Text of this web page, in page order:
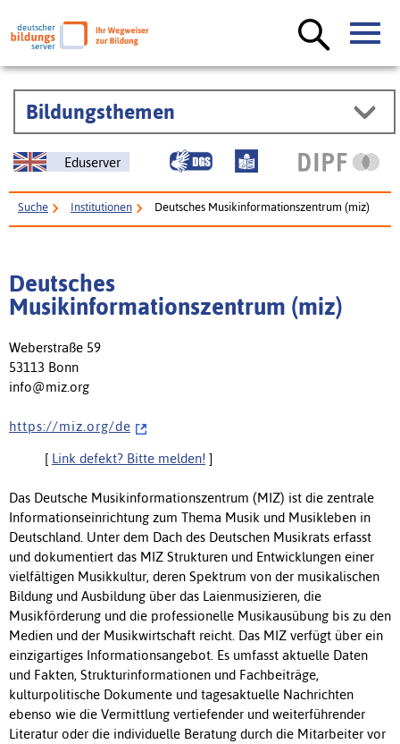
Bildungsthemen
Eduserver
Suche Institutionen Deutsches Musikinformationszentrum (miz)
Deutsches
Musikinformationszentrum (miz)
Weberstraße 59
53113 Bonn
info@miz.org
h t t p s : / / m i z . o r g / d e
[ Link defekt? Bitte melden! ]
Das Deutsche Musikinformationszentrum (MIZ) ist die zentrale
Informationseinrichtung zum Thema Musik und Musikleben in
Deutschland. Unter dem Dach des Deutschen Musikrats erfasst
und dokumentiert das MIZ Strukturen und Entwicklungen einer
vielfältigen Musikkultur, deren Spektrum von der musikalischen
Bildung und Ausbildung über das Laienmusizieren, die
Musikförderung und die professionelle Musikausübung bis zu den
Medien und der Musikwirtschaft reicht. Das MIZ verfügt über ein
einzigartiges Informationsangebot. Es umfasst aktuelle Daten
und Fakten, Strukturinformationen und Fachbeiträge,
kulturpolitische Dokumente und tagesaktuelle Nachrichten
ebenso wie die Vermittlung vertiefender und weiterführender
Literatur oder die individuelle Beratung durch die Mitarbeiter vor